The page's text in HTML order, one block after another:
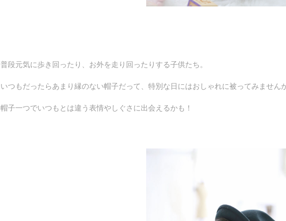
普段元気に歩き回ったり、お外を走り回ったりする子供たち。
いつもだったらあまり縁のない帽子だって、特別な日にはおしゃれに被ってみません
帽子一つでいつもとは違う表情やしぐさに出会えるかも！